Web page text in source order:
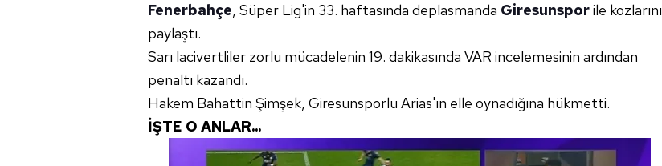
Fenerbahçe, Süper Lig'in 33. haftasında deplasmanda Giresunsporile kozlarını
paylaştı.
Sarı lacivertliler zorlu mücadelenin 19. dakikasında VAR incelemesinin ardından
penaltı kazandı.
Hakem Bahattin Şimşek, Giresunsporlu Arias'ın elle oynadığına hükmetti.
İŞTE O ANLAR...